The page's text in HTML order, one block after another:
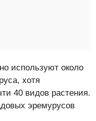
используют около
хотя
40 видов растения.
эремурусов